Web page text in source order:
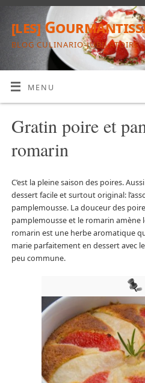
[les]
BLOG CULINARIO-JUBILATOIRE
MENU
Gratin poire et
romarin
C’est la pleine saison des poires.
dessert facile et surtout original:
pamplemousse. La douceur des
pamplemousse et le romarin amène
romarin est une herbe aromatique
marie parfaitement en dessert avec
peu commune.